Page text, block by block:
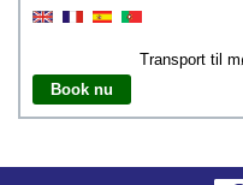
Transport til
Book nu